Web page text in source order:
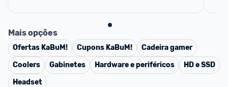
Mais opções
Ofertas KaBuM! Cupons KaBuM!
Cadeira gamer
Coolers
Gabinetes Hardware e periféricos
HD e SSD
Headset